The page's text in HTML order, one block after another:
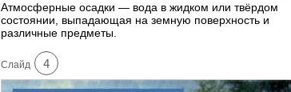
Атмосферные осадки — вода в жидком или твёрдом
состоянии, выпадающая на земную поверхность и
различные предметы.
Cлайд 4